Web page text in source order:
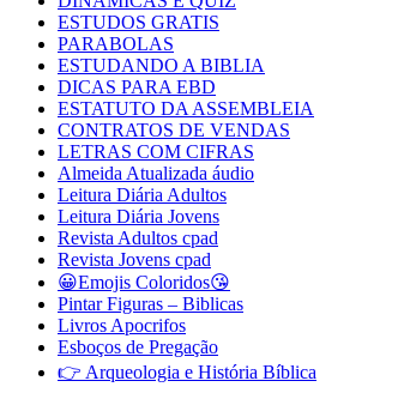
ESTUDOS GRATIS
PARABOLAS
ESTUDANDO A BIBLIA
DICAS PARA EBD
ESTATUTO DA ASSEMBLEIA
CONTRATOS DE VENDAS
LETRAS COM CIFRAS
Almeida Atualizada áudio
Leitura Diária Adultos
Leitura Diária Jovens
Revista Adultos cpad
Revista Jovens cpad
😀Emojis Coloridos😘
Pintar Figuras – Biblicas
Livros Apocrifos
Esboços de Pregação
👉 Arqueologia e História Bíblica